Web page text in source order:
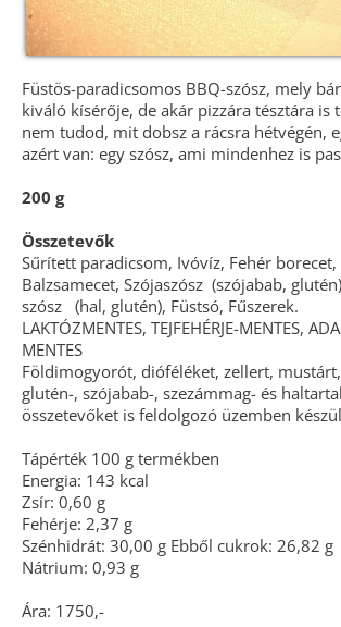
Füstös-paradicsomos BBQ-szósz, mely
kiváló kísérője, de akár pizzára tésztára is
nem tudod, mit dobsz a rácsra hétvégén,
azért van: egy szósz, ami mindenhez is
200 g
Összetevők
Sűrített paradicsom, Ivóvíz, Fehér
Balzsamecet, Szójaszósz (szójabab,
szósz (hal, glutén), Füstsó, Fűszerek.
LAKTÓZMENTES, TEJFEHÉRJE-MENTES,
MENTES
Földimogyorót, dióféléket, zellert,
glutén-, szójabab-, szezámmag- és
összetevőket is feldolgozó üzemben
Tápérték 100 g termékben
Energia: 143 kcal
Zsír: 0,60 g
Fehérje: 2,37 g
Szénhidrát: 30,00 g Ebből cukrok: 26,82 g
Nátrium: 0,93 g
Ára: 1750,-